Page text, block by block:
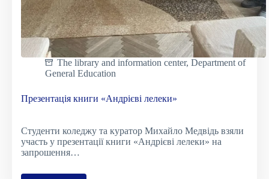
The library and information center, Department of
General Education
Презентація книги «Андрієві лелеки»
Студенти коледжу та куратор Михайло Медвідь взяли
участь у презентації книги «Андрієві лелеки» на
запрошення…